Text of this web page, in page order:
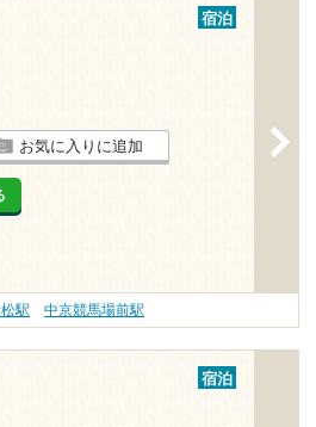
宿泊
お気に入りに追加
駅 中京競馬場前駅
宿泊